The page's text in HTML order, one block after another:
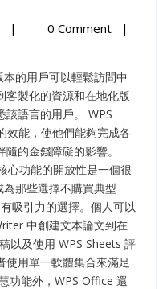
多
支
持，
WPS
Office
无
处
不
在
| 0 Comment
|
客製化的資源和在地化版
該語言的用戶。 WPS
效能，使他們能夠完成各
的金錢障礙的影響。
心功能的開放性是一個很
那些選擇不購買典型
吸引力的選擇。個人可以
中創建文本論文到在
以及使用 WPS Sheets 評
使用單一軟體集合來滿足
功能外，WPS Office 還